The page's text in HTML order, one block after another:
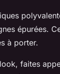
épurées.
à porter.
faites